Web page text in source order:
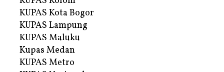
KUPAS Kota Bogor
KUPAS Lampung
KUPAS Maluku
Kupas Medan
KUPAS Metro